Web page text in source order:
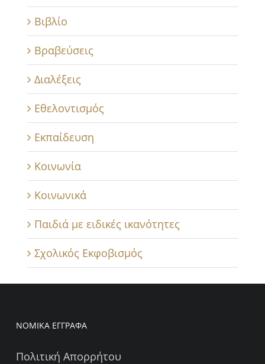
Βιβλίο
Βραβεύσεις
Διαλέξεις
Εθελοντισμός
Εκπαίδευση
Κοινωνία
Κοινωνικά
Παιδιά με ειδικές ικανότητες
Σχολικός Εκφοβισμός
ΝΟΜΙΚΑ ΕΓΓΡΑΦΑ
Πολιτική Απορρήτου